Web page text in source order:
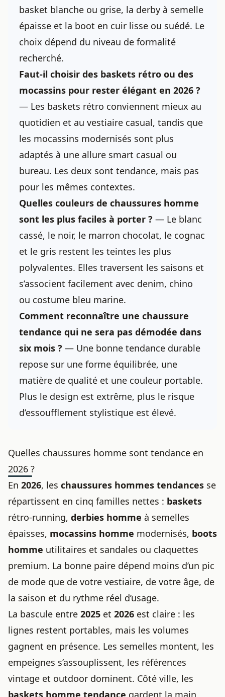
basket blanche ou grise, la derby à semelle
épaisse et la boot en cuir lisse ou suédé. Le
choix dépend du niveau de formalité
recherché.
Faut-il choisir des baskets rétro ou des
mocassins pour rester élégant en 2026 ?
— Les baskets rétro conviennent mieux au
quotidien et au vestiaire casual, tandis que
les mocassins modernisés sont plus
adaptés à une allure smart casual ou
bureau. Les deux sont tendance, mais pas
pour les mêmes contextes.
Quelles couleurs de chaussures homme
sont les plus faciles à porter ? — Le blanc
cassé, le noir, le marron chocolat, le cognac
et le gris restent les teintes les plus
polyvalentes. Elles traversent les saisons et
s’associent facilement avec denim, chino
ou costume bleu marine.
Comment reconnaître une chaussure
tendance qui ne sera pas démodée dans
six mois ? — Une bonne tendance durable
repose sur une forme équilibrée, une
matière de qualité et une couleur portable.
Plus le design est extrême, plus le risque
d’essoufflement stylistique est élevé.
Quelles chaussures homme sont tendance en
2026 ?
En 2026, les chaussures hommes tendances se
répartissent en cinq familles nettes : baskets
rétro-running, derbies homme à semelles
épaisses, mocassins homme modernisés, boots
homme utilitaires et sandales ou claquettes
premium. La bonne paire dépend moins d’un pic
de mode que de votre vestiaire, de votre âge, de
la saison et du rythme réel d’usage.
La bascule entre 2025 et 2026 est claire : les
lignes restent portables, mais les volumes
gagnent en présence. Les semelles montent, les
empeignes s’assouplissent, les références
vintage et outdoor dominent. Côté ville, les
baskets homme tendance gardent la main,